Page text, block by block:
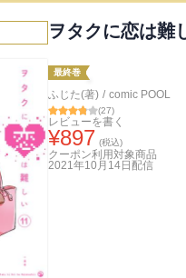
ヲタクに恋は難
最終巻
ふじた(著) / comic POOL
(27)
レビューを書く
¥897 (税込)
クーポン利用対象商品
2021年10月14日 配信